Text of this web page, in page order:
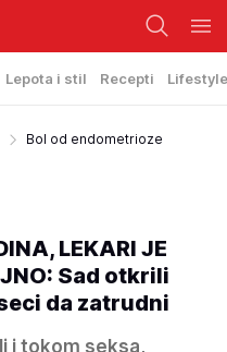
Lepota i stil Recepti Lifestyle
Bol od endometrioze
LEKARI JE
Sad otkrili
da zatrudni
i tokom seksa,